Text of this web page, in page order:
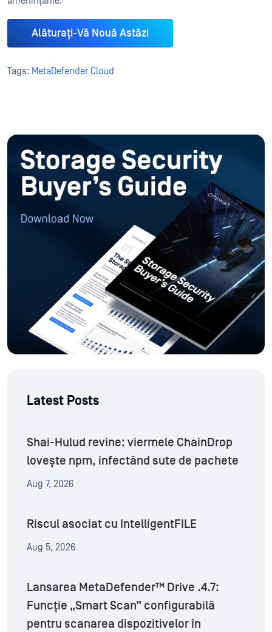
Alăturați-Vă Nouă Astăzi
Tags: MetaDefender Cloud
Latest Posts
Shai-Hulud revine: viermele ChainDrop
lovește npm, infectând sute de pachete
Aug 7, 2026
Riscul asociat cu IntelligentFILE
Aug 5, 2026
Lansarea MetaDefender™ Drive .4.7:
Funcție „Smart Scan” configurabilă
pentru scanarea dispozitivelor în